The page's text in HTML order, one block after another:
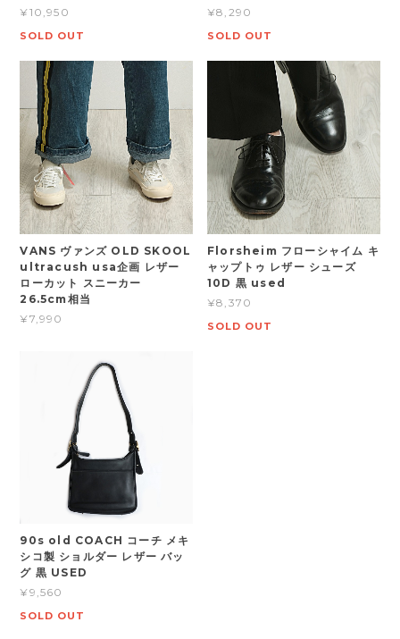
¥10,950
SOLD OUT
¥8,290
SOLD OUT
VANS ヴァンズ OLD SKOOL
ultracush usa企画 レザー
ローカット スニーカー
26.5cm相当
¥7,990
Florsheim フローシャイム キ
ャップトゥ レザー シューズ
10D 黒 used
¥8,370
SOLD OUT
90s old COACH コーチ メキ
シコ製 ショルダー レザー バッ
グ 黒 USED
¥9,560
SOLD OUT